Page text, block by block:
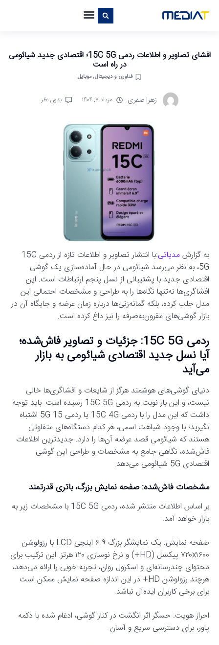
افشای تصاویر و اطلاعات ردمی 15C 5G؛ اقتصادی جدید شیائومی
در راه است
فناوری و دیجیتال,موبایل
زهرا صفری مرداد ۷, ۱۴۰۴ بدون نظر
به گزارشمدیاتی
:با انتشار تصاویر و اطلاعات تازه از ردمی 15C
5G، به نظر می‌رسد شیائومی در حال آماده‌سازی یک گوشی
اقتصادی جدید با پشتیبانی از نسل پنجم ارتباطات است. این
افشاگری‌ها نه‌تنها نگاه‌ها را به طراحی و مشخصات احتمالی این
مدل جلب کرده، بلکه گمانه‌زنی‌ها درباره زمان عرضه و جایگاه آن در
بازار گوشی‌های مقرون‌به‌صرفه را نیز داغ کرده است.
ردمی 15C 5G: جزئیات و تصاویر فاش‌شده؛
آیا نسل جدید اقتصادی شیائومی به بازار
می‌آید
دنیای گوشی‌های هوشمند هرگز از شایعات و افشاگری‌ها خالی
نیست، و این بار نوبت به ردمی 15C 5G رسیده است. باید توجه
داشت که این مدل را با ردمی 15C 4G یا ردمی 15 5G اشتباه
نگیرید؛ با وجود شباهت اسمی، هر کدام دستگاه‌های متفاوتی
هستند که شیائومی قصد عرضه آن‌ها را دارد. جدیدترین اطلاعات
فاش‌شده، نگاهی جامع به مشخصات و طراحی این گوشی
اقتصادی 5G شیائومی می‌دهد.
مشخصات فاش‌شده: صفحه نمایش بزرگ، باتری قدرتمند
بر اساس اطلاعات منتشر شده، ردمی 15C 5G با مشخصات زیر به
بازار خواهد آمد:
صفحه نمایش: یک نمایشگر بزرگ ۶.۹ اینچی LCD با رزولوشن
۷۲۰x۱۶۰۰ پیکسل (HD+) و نرخ نوسازی ۱۲۰ هرتز. این ترکیب برای
محتوای چندرسانه‌ای و اسکرول روان، تجربه خوبی را ارائه می‌دهد،
هرچند رزولوشن HD+ در این اندازه صفحه نمایش ممکن است
برای برخی کاربران ایده‌آل نباشد.
احراز هویت: حسگر اثر انگشت در کنار گوشی، ادغام شده با دکمه
پاور، برای دسترسی سریع و آسان.